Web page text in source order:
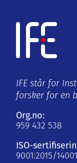
IFE står for
forsker for en
Org.no:
959 432 538
ISO-
9001:2015/